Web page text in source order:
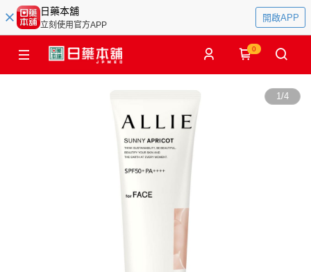
日藥本舖
立刻使用官方APP
開啟APP
0
1/4